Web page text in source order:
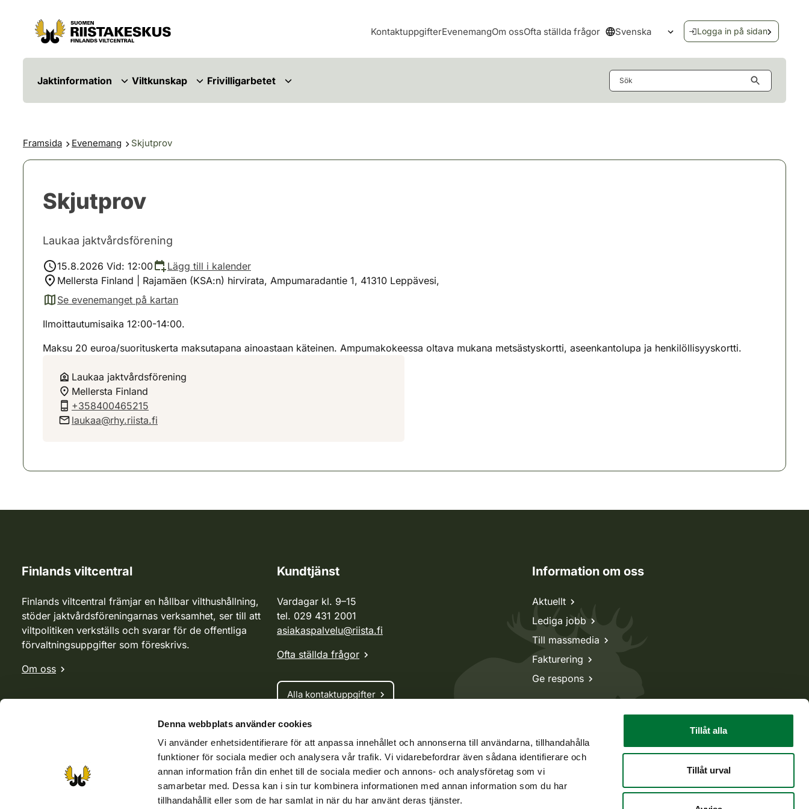
Denna webbplats använder cookies
Vi använder enhetsidentifierare för att anpassa innehållet och annonserna till användarna, tillhandahålla
funktioner för sociala medier och analysera vår trafik. Vi vidarebefordrar även sådana identifierare och
annan information från din enhet till de sociala medier och annons- och analysföretag som vi
samarbetar med. Dessa kan i sin tur kombinera informationen med annan information som du har
tillhandahållit eller som de har samlat in när du har använt deras tjänster.
Tillåt alla
Tillåt urval
Hoppa till innehåll
Gå till webbplatskartan
KontaktuppgifterEvenemangOm ossOfta ställda frågor Svenska
Öppna språkmenyn
Logga in på sidan
Jaktinformation Viltkunskap Frivilligarbetet
Framsida Evenemang Skjutprov
Skjutprov
Laukaa jaktvårdsförening
15.8.2026 Vid: 12:00
Lägg till i kalender
Mellersta Finland | Rajamäen (KSA:n) hirvirata, Ampumaradantie 1, 41310 Leppävesi,
Se evenemanget på kartan
(avautuu uuteen välilehteen)
Ilmoittautumisaika 12:00-14:00.
Maksu 20 euroa/suorituskerta maksutapana ainoastaan käteinen. Ampumakokeessa oltava mukana metsästyskortti, aseenkantolupa ja henkilöllisyyskortti.
Laukaa jaktvårdsförening
Mellersta Finland
+358400465215
laukaa@rhy.riista.fi
Finlands viltcentral
Finlands viltcentral främjar en hållbar vilthushållning,
stöder jaktvårdsföreningarnas verksamhet, ser till att
viltpolitiken verkställs och svarar för de offentliga
förvaltningsuppgifter som föreskrivs.
Om oss
Kundtjänst
Vardagar kl. 9–15
tel. 029 431 2001
asiakaspalvelu@riista.fi
Ofta ställda frågor
Alla kontaktuppgifter
Jaktkort
Oma riista -tjänsten
Ansökan om licenser och dispenser
Information om oss
Aktuellt
Lediga jobb
Till massmedia
Fakturering
Ge respons